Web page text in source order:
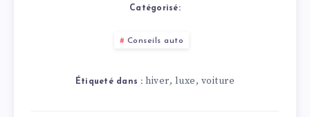
Catégorisé:
Conseils auto
Étiqueté dans : hiver, luxe, voiture